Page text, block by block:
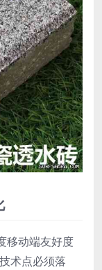
移动端友好度
术点必须落